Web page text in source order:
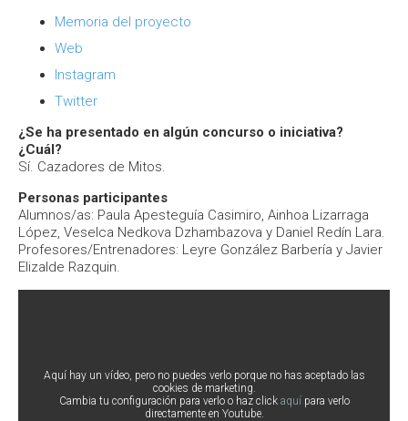
Memoria del proyecto
Web
Instagram
Twitter
¿Se ha presentado en algún concurso o iniciativa?
¿Cuál?
Sí. Cazadores de Mitos.
Personas participantes
Alumnos/as: Paula Apesteguía Casimiro, Ainhoa Lizarraga
López, Veselca Nedkova Dzhambazova y Daniel Redín Lara.
Profesores/Entrenadores: Leyre González Barbería y Javier
Elizalde Razquin.
Aquí hay un vídeo, pero no puedes verlo porque no has aceptado las
cookies de marketing.
Cambia tu configuración para verlo o haz click aquípara verlo
directamente en Youtube.